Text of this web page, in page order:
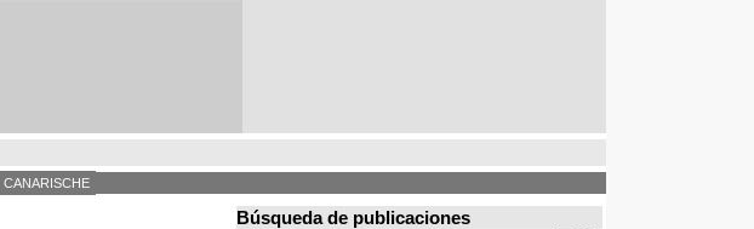
CANARISCHE
Búsqueda de publicaciones